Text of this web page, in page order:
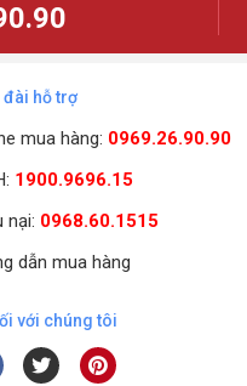
đài hỗ trợ
mua hàng: 0969.26.90.90
1900.9696.15
nại: 0968.60.1515
dẫn mua hàng
với chúng tôi